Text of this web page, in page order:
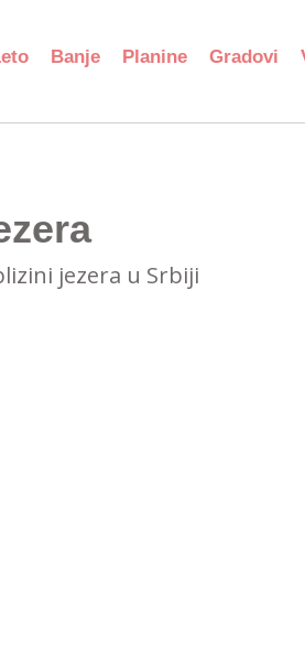
Banje Planine Gradovi
jezera u Srbiji